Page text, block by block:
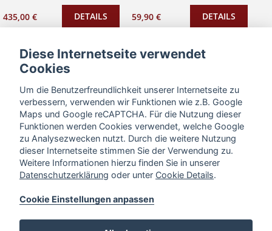
435,00 € DETAILS 59,90 € DETAILS
Ablage Modell M
Halter für GN-Behälter und
Diese Internetseite verwendet
Cookies
Um die Benutzerfreundlichkeit unserer Internetseite zu
verbessern, verwenden wir Funktionen wie z.B. Google
Maps und Google reCAPTCHA. Für die Nutzung dieser
Funktionen werden Cookies verwendet, welche Google
zu Analysezwecken nutzt. Durch die weitere Nutzung
dieser Internetseite stimmen Sie der Verwendung zu.
Weitere Informationen hierzu finden Sie in unserer
Datenschutzerklärung oder unter Cookie Details.
Cookie Einstellungen anpassen